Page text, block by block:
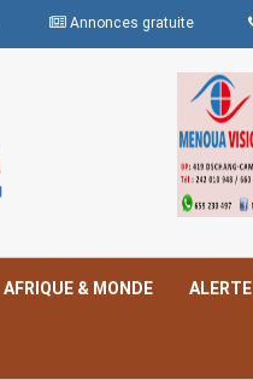
Annonces gratuite
AFRIQUE & MONDE ALERTE